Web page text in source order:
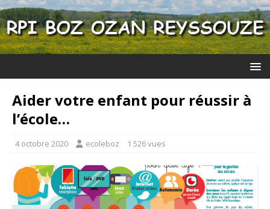
Aider votre enfant pour réussir à
l’école…
4 octobre 2020 ecoleboz 1 526 vues